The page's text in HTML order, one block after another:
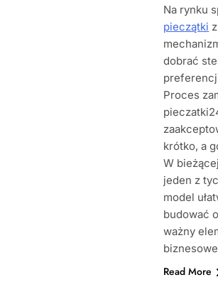
Na rynku
pieczątki
dobrać
Proces
krótko, a
W
jeden z
model
budować
ważny
Read More